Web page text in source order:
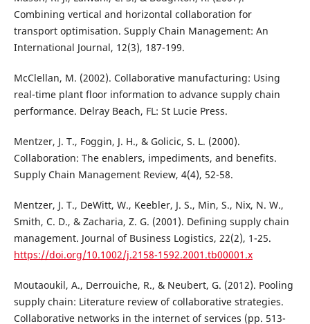
Combining vertical and horizontal collaboration for
transport optimisation. Supply Chain Management: An
International Journal, 12(3), 187-199.
McClellan, M. (2002). Collaborative manufacturing: Using
real-time plant floor information to advance supply chain
performance. Delray Beach, FL: St Lucie Press.
Mentzer, J. T., Foggin, J. H., & Golicic, S. L. (2000).
Collaboration: The enablers, impediments, and benefits.
Supply Chain Management Review, 4(4), 52-58.
Mentzer, J. T., DeWitt, W., Keebler, J. S., Min, S., Nix, N. W.,
Smith, C. D., & Zacharia, Z. G. (2001). Defining supply chain
management. Journal of Business Logistics, 22(2), 1-25.
https://doi.org/10.1002/j.2158-1592.2001.tb00001.x
Moutaoukil, A., Derrouiche, R., & Neubert, G. (2012). Pooling
supply chain: Literature review of collaborative strategies.
Collaborative networks in the internet of services (pp. 513-